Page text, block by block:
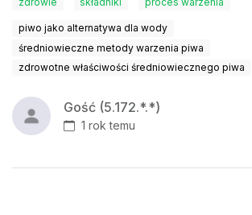
piwo jako alternatywa dla wody
średniowieczne metody warzenia piwa
zdrowotne właściwości średniowiecznego piwa
Gość (5.172.*.*)
1 rok temu